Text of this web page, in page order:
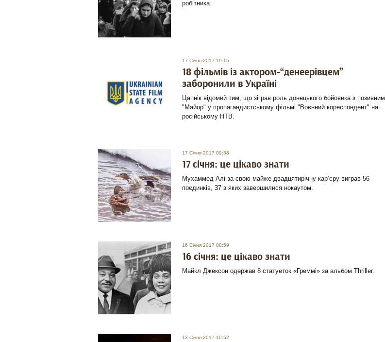
робітника.
17 Січня 2017 19:15
18 фільмів із актором-“денеерівцем”
заборонили в Україні
Цапнік відомий тим, що зіграв роль донецького бойовика з позивним
"Майор" у пропагандистському фільмі "Воєнний кореспондент" на
російському НТВ.
17 Січня 2017 09:38
17 січня: це цікаво знати
Мухаммед Алі за свою майже двадцятирічну кар’єру виграв 56
поєдинків, 37 з яких завершилися нокаутом.
16 Січня 2017 08:59
16 січня: це цікаво знати
Майкл Джексон одержав 8 статуеток «Греммі» за альбом Thriller.
13 Січня 2017 10:52